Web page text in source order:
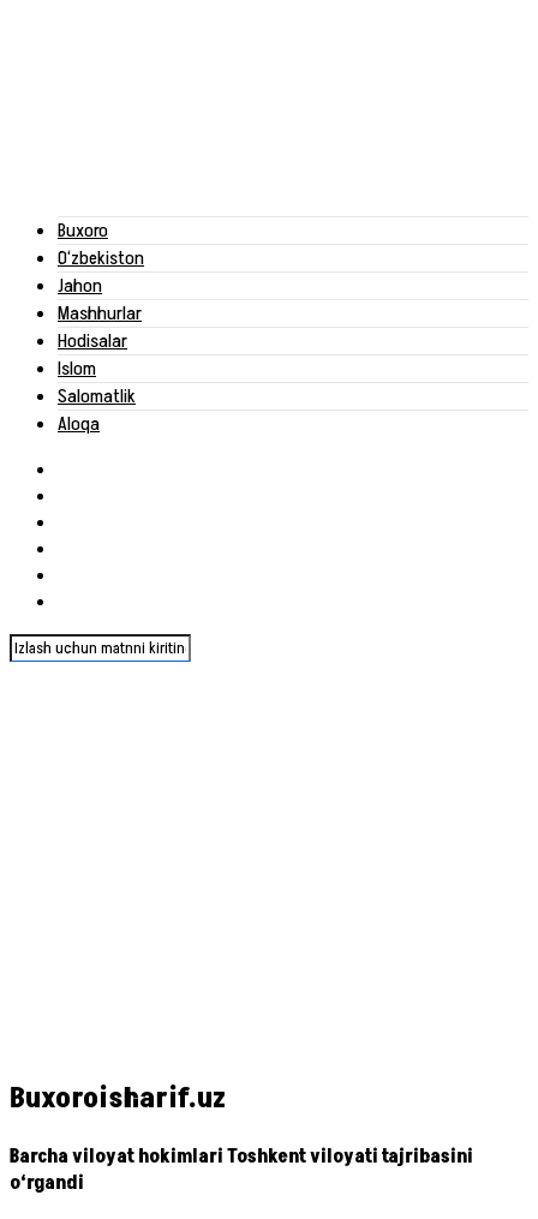
Buxoro
O‘zbekiston
Jahon
Mashhurlar
Hodisalar
Islom
Salomatlik
Aloqa
Buxoroisharif.uz
Barcha viloyat hokimlari Toshkent viloyati tajribasini
o‘rgandi